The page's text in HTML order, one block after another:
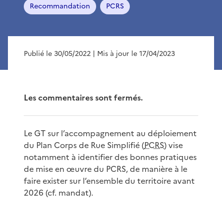
Recommandation PCRS
Publié le 30/05/2022 | Mis à jour le 17/04/2023
Les commentaires sont fermés.
Le GT sur l’accompagnement au déploiement
du Plan Corps de Rue Simplifié (PCRS) vise
notamment à identifier des bonnes pratiques
de mise en œuvre du PCRS, de manière à le
faire exister sur l’ensemble du territoire avant
2026 (cf. mandat).